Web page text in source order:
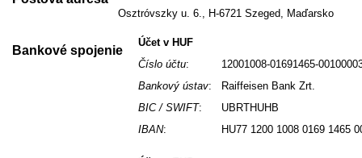
Osztróvszky u. 6., H-6721 Szeged, Maďarsko
Bankové spojenie
Účet v HUF
Číslo účtu:
12001008-01691465-
Bankový ústav:
Raiffeisen Bank Zrt.
BIC / SWIFT:
UBRTHUHB
IBAN: HU77 1200 1008 0169 1465